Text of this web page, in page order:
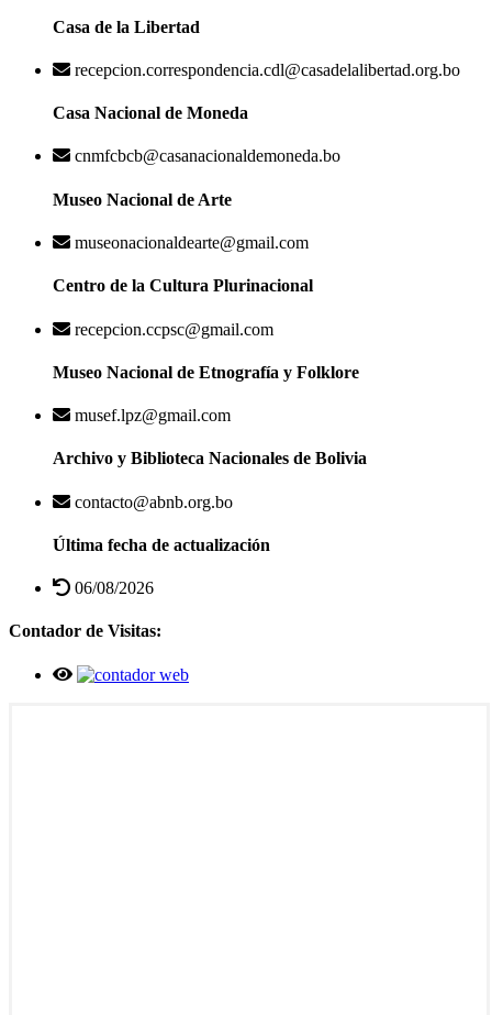
Casa de la Libertad
recepcion.correspondencia.cdl@casadelalibertad.org.bo
Casa Nacional de Moneda
cnmfcbcb@casanacionaldemoneda.bo
Museo Nacional de Arte
museonacionaldearte@gmail.com
Centro de la Cultura Plurinacional
recepcion.ccpsc@gmail.com
Museo Nacional de Etnografía y Folklore
musef.lpz@gmail.com
Archivo y Biblioteca Nacionales de Bolivia
contacto@abnb.org.bo
Última fecha de actualización
06/08/2026
Contador de Visitas: